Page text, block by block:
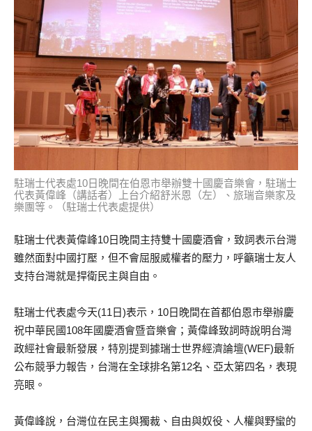
駐瑞士代表處10日晚間在伯恩市舉辦雙十國慶音樂會，駐瑞士
代表黃偉峰（講話者）上台介紹舒米恩（左）、旅瑞音樂家及
樂團等。（駐瑞士代表處提供）
駐瑞士代表黃偉峰10日晚間主持雙十國慶酒會，致詞表示台灣
雖然面對中國打壓，但不會屈服威權者的壓力，呼籲瑞士友人
支持台灣就是捍衛民主與自由。
駐瑞士代表處今天(11日)表示，10日晚間在首都伯恩市舉辦慶
祝中華民國108年國慶酒會暨音樂會；黃偉峰致詞時說明台灣
政經社會最新發展，特別提到據瑞士世界經濟論壇(WEF)最新
公布競爭力報告，台灣在全球排名第12名、亞太第四名，表現
亮眼。
黃偉峰說，台灣位在民主與獨裁、自由與奴役、人權與野蠻的